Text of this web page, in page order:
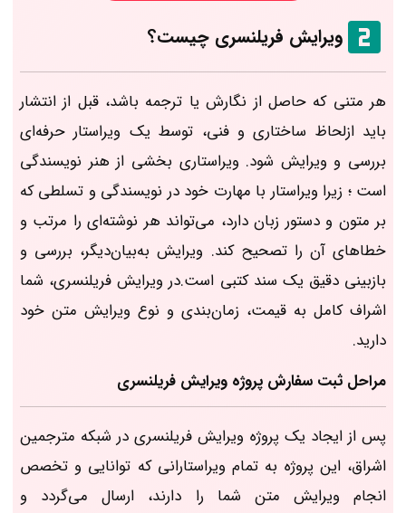
ویرایش فریلنسری چیست؟
هر متنی که حاصل از نگارش یا ترجمه باشد، قبل از انتشار
باید ازلحاظ ساختاری و فنی، توسط یک ویراستار حرفه‌ای
بررسی و ویرایش شود. ویراستاری بخشی از هنر نویسندگی
است ؛ زیرا ویراستار با مهارت خود در نویسندگی و تسلطی که
بر متون و دستور زبان دارد، می‌تواند هر نوشته‌ای را مرتب و
خطاهای آن را تصحیح کند. ویرایش به‌بیان‌دیگر، بررسی و
بازبینی دقیق یک سند کتبی است.در ویرایش فریلنسری، شما
اشراف کامل به قیمت، زمان‌بندی و نوع ویرایش متن خود
دارید.
مراحل ثبت سفارش پروژه ویرایش فریلنسری
پس از ایجاد یک پروژه ویرایش فریلنسری در شبکه مترجمین
اشراق، این پروژه به تمام ویراستارانی که توانایی و تخصص
انجام ویرایش متن شما را دارند، ارسال می‌گردد و